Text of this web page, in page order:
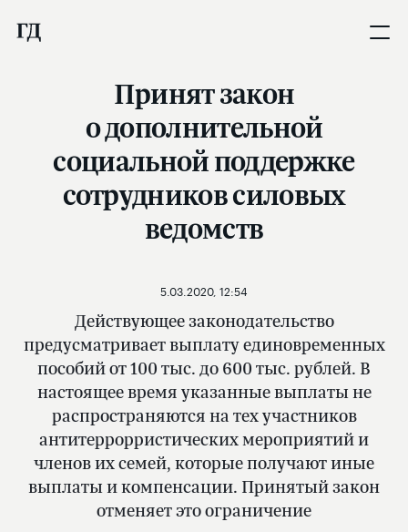
Принят закон
о дополнительной
социальной поддержке
сотрудников силовых
ведомств
Действующее законодательство
предусматривает выплату единовременных
пособий от 100 тыс. до 600 тыс. рублей. В
настоящее время указанные выплаты не
распространяются на тех участников
антитеррорристических мероприятий и
членов их семей, которые получают иные
выплаты и компенсации. Принятый закон
отменяет это ограничение
5.03.2020, 12:54